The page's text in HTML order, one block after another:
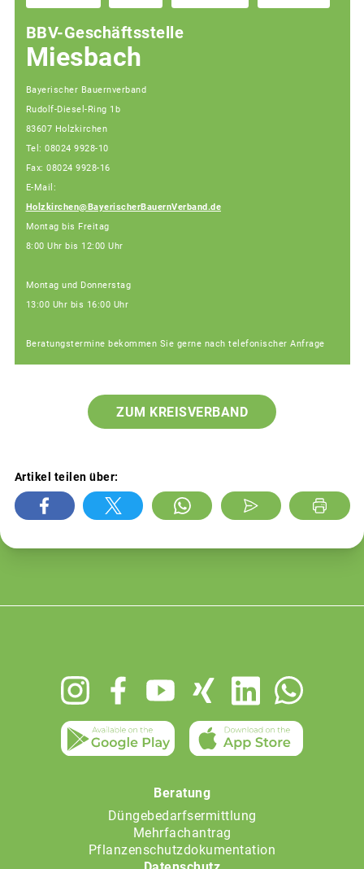
BBV-Geschäftsstelle
Miesbach
Bayerischer Bauernverband
Rudolf-Diesel-Ring 1b
83607 Holzkirchen
Tel: 08024 9928-10
Fax: 08024 9928-16
E-Mail:
Holzkirchen@BayerischerBauernVerband.de
Montag bis Freitag
8:00 Uhr bis 12:00 Uhr
Montag und Donnerstag
13:00 Uhr bis 16:00 Uhr
Beratungstermine bekommen Sie gerne nach telefonischer Anfrage
ZUM KREISVERBAND
Artikel teilen über:
Beratung
Düngebedarfsermittlung
Mehrfachantrag
Pflanzenschutzdokumentation